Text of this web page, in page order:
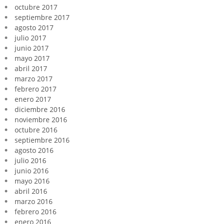
octubre 2017
septiembre 2017
agosto 2017
julio 2017
junio 2017
mayo 2017
abril 2017
marzo 2017
febrero 2017
enero 2017
diciembre 2016
noviembre 2016
octubre 2016
septiembre 2016
agosto 2016
julio 2016
junio 2016
mayo 2016
abril 2016
marzo 2016
febrero 2016
enero 2016